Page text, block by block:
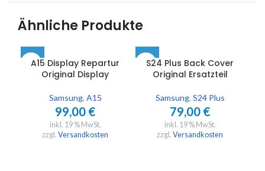
Ähnliche Produkte
A15 Display Repartur
Original Display
Samsung, A15
99,00 €
inkl. 19 % MwSt.
zzgl. Versandkosten
S24 Plus Back Cover
Original Ersatzteil
Samsung, S24 Plus
79,00 €
inkl. 19 % MwSt.
zzgl. Versandkosten